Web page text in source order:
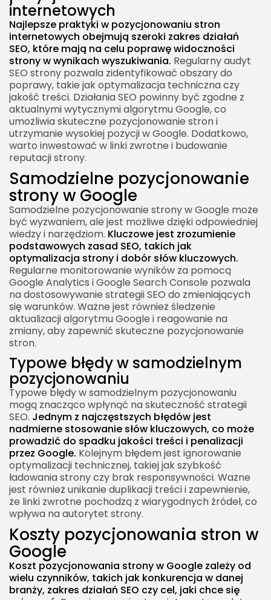
internetowych
Najlepsze praktyki w pozycjonowaniu stron
internetowych obejmują szeroki zakres działań
SEO, które mają na celu poprawę widoczności
strony w wynikach wyszukiwania. Regularny audyt
SEO strony pozwala zidentyfikować obszary do
poprawy, takie jak optymalizacja techniczna czy
jakość treści. Działania SEO powinny być zgodne z
aktualnymi wytycznymi algorytmu Google, co
umożliwia skuteczne pozycjonowanie stron i
utrzymanie wysokiej pozycji w Google. Dodatkowo,
warto inwestować w linki zwrotne i budowanie
reputacji strony.
Samodzielne pozycjonowanie
strony w Google
Samodzielne pozycjonowanie strony w Google może
być wyzwaniem, ale jest możliwe dzięki odpowiedniej
wiedzy i narzędziom. Kluczowe jest zrozumienie
podstawowych zasad SEO, takich jak
optymalizacja strony i dobór słów kluczowych.
Regularne monitorowanie wyników za pomocą
Google Analytics i Google Search Console pozwala
na dostosowywanie strategii SEO do zmieniających
się warunków. Ważne jest również śledzenie
aktualizacji algorytmu Google i reagowanie na
zmiany, aby zapewnić skuteczne pozycjonowanie
stron.
Typowe błędy w samodzielnym
pozycjonowaniu
Typowe błędy w samodzielnym pozycjonowaniu
mogą znacząco wpłynąć na skuteczność strategii
SEO. Jednym z najczęstszych błędów jest
nadmierne stosowanie słów kluczowych, co może
prowadzić do spadku jakości treści i penalizacji
przez Google. Kolejnym błędem jest ignorowanie
optymalizacji technicznej, takiej jak szybkość
ładowania strony czy brak responsywności. Ważne
jest również unikanie duplikacji treści i zapewnienie,
że linki zwrotne pochodzą z wiarygodnych źródeł, co
wpływa na autorytet strony.
Koszty pozycjonowania stron w
Google
Koszt pozycjonowania strony w Google zależy od
wielu czynników, takich jak konkurencja w danej
branży, zakres działań SEO czy cel, jaki chce się